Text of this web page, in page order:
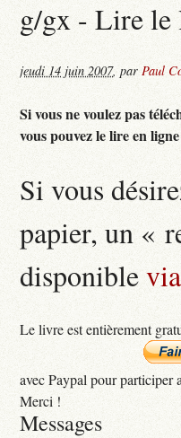
g/gx - Lire le
jeudi 14 juin 2007,parPaul
Si vous ne voulez pas
vous pouvez le lire en
Si vous
papier, un «
disponible
Le livre est entièrement
avec Paypal pour participer
Merci !
Messages